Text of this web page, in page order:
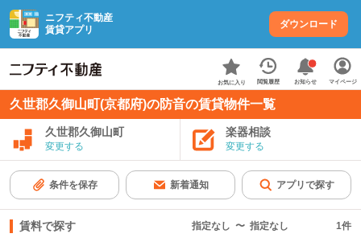
ニフティ不動産
賃貸アプリ
ダウンロード
お気に入り 閲覧履歴 お知らせ マイページ
久世郡久御山町(京都府)の防音の賃貸物件一覧
久世郡久御山町
変更する
楽器相談
変更する
条件を保存 新着通知 アプリで探す
賃料で探す 指定なし 〜 指定なし 1件